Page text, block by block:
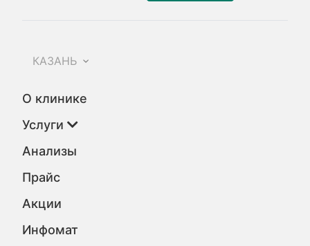
КАЗАНЬ
О клинике
Услуги
Анализы
Прайс
Акции
Инфомат